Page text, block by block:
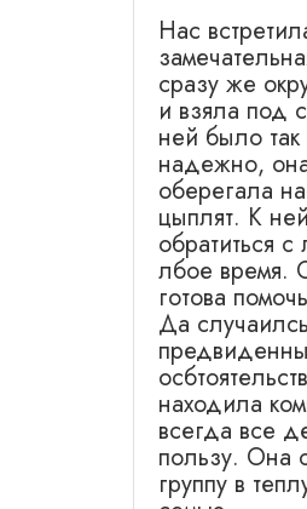
Нас
сразу же
и взяла под
ней было
надежно,
оберегала
цыплят. К
обратиться
лбое время.
готова
Да
находила
всегда все
пользу. Она
группу в